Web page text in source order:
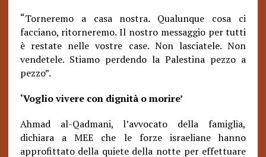
“Torneremo a casa nostra. Qualunque cosa ci
facciano, ritorneremo. Il nostro messaggio per tutti
è restate nelle vostre case. Non lasciatele. Non
vendetele. Stiamo perdendo la Palestina pezzo a
pezzo”.
‘Voglio vivere con dignità o morire’
Ahmad al-Qadmani, l’avvocato della famiglia,
dichiara a MEE che le forze israeliane hanno
approfittato della quiete della notte per effettuare